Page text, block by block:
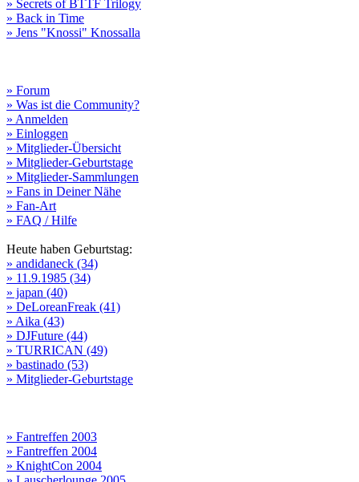
» Secrets of BTTF Trilogy
» Back in Time
» Jens "Knossi" Knossalla
» Forum
» Was ist die Community?
» Anmelden
» Einloggen
» Mitglieder-Übersicht
» Mitglieder-Geburtstage
» Mitglieder-Sammlungen
» Fans in Deiner Nähe
» Fan-Art
» FAQ / Hilfe
Heute haben Geburtstag:
» andidaneck (34)
» 11.9.1985 (34)
» japan (40)
» DeLoreanFreak (41)
» Aika (43)
» DJFuture (44)
» TURRICAN (49)
» bastinado (53)
» Mitglieder-Geburtstage
» Fantreffen 2003
» Fantreffen 2004
» KnightCon 2004